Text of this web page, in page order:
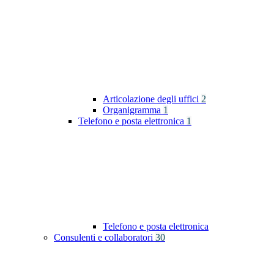
Articolazione degli uffici 2
Organigramma 1
Telefono e posta elettronica 1
Telefono e posta elettronica
Consulenti e collaboratori 30